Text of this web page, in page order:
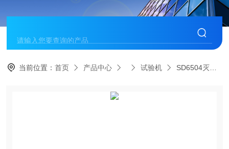
当前位置：首页 产品中心 试验机 SD6504灭火器气密性试验箱